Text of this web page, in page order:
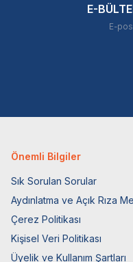
E-
Önemli Bilgiler
Sık Sorulan Sorular
Aydınlatma ve Açık Rıza
Çerez Politikası
Kişisel Veri Politikası
Üyelik ve Kullanım Şartları